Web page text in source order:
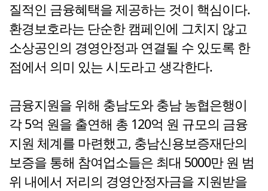
질적인 금융혜택을 제공하는 것이 핵심이다.
환경보호라는 단순한 캠페인에 그치지 않고
소상공인의 경영안정과 연결될 수 있도록 한
점에서 의미 있는 시도라고 생각한다.
금융지원을 위해 충남도와 충남 농협은행이
각 5억 원을 출연해 총 120억 원 규모의 금융
지원 체계를 마련했고, 충남신용보증재단의
보증을 통해 참여업소들은 최대 5000만 원 범
위 내에서 저리의 경영안정자금을 지원받을